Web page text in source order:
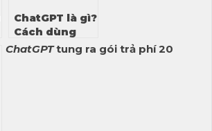
ChatGPT là gì?
Cách dùng
ChatGPT hiệu
ChatGPTtung ra gói trả phí 20